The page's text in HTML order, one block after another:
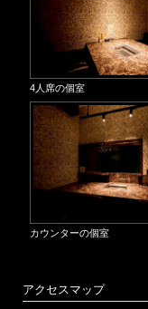
4人席の個室
カウンターの個室
アクセスマップ